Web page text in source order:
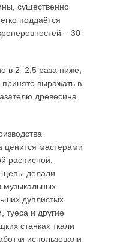
существенно
поддаётся
– 30-
в 2–2,5 раза ниже,
выражать в
древесина
ценится мастерами
расписной,
щепы делали
музыкальных
дуплистых
туеса и другие
станках ткали
использовали